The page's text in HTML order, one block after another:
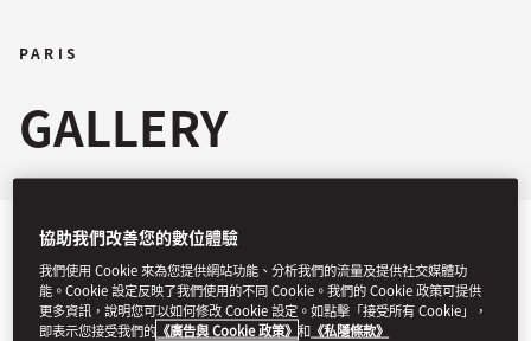
PARIS
GALLERY
全部 餐飲服務 養生 住宿 酒店 影片 家庭
協助我們改善您的數位體驗
我們使用 Cookie 來為您提供網站功能、分析我們的流量及提供社交媒體功
能。Cookie 設定反映了我們使用的不同 Cookie。我們的 Cookie 政策可提供
更多資訊，說明您可以如何修改 Cookie 設定。如點擊「接受所有 Cookie」，
即表示您接受我們的 《廣告與 Cookie 政策》 和 《私隱條款》